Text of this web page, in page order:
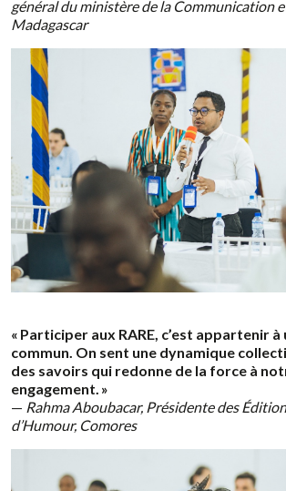
général du ministère de la Communication
Madagascar
« Participer aux RARE, c’est appartenir
commun. On sent une dynamique
des savoirs qui redonne de la force à
engagement. »
— Rahma Aboubacar, Présidente des
d’Humour, Comores